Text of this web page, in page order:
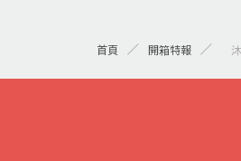
首頁 開箱特報 >